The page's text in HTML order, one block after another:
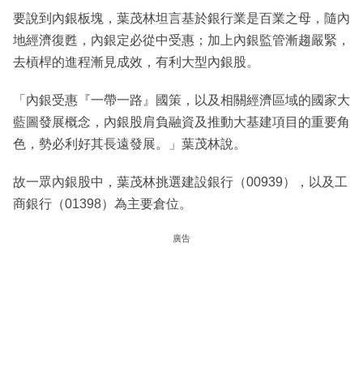
要說到內銀板塊，葉茂林坦言基於銀行業是百業之母，隨內
地經濟復甦，內銀定必從中受惠；加上內銀監管漸趨嚴緊，
去槓桿的進程漸見成效，有利大型內銀股。
「內銀受惠『一帶一路』國策，以及相關經濟區域的國家大
藍圖發展概念，內銀股肩負融資及推動大基建項目的重要角
色，勢必利好其長遠發展。」葉茂林說。
故一眾內銀股中，葉茂林挑選建設銀行（00939），以及工
商銀行（01398）為主要倉位。
廣告